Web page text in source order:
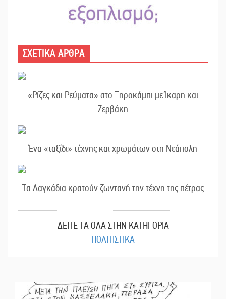
ΣΧΕΤΙΚΑ ΑΡΘΡΑ
«Ρίζες και Ρεύματα» στο Ξηροκάμπι με Ίκαρη και
Ζερβάκη
Ένα «ταξίδι» τέχνης και χρωμάτων στη Νεάπολη
Τα Λαγκάδια κρατούν ζωντανή την τέχνη της πέτρας
ΔΕΙΤΕ ΤΑ ΟΛΑ ΣΤΗΝ ΚΑΤΗΓΟΡΙΑ
ΠΟΛΙΤΙΣΤΙΚΑ